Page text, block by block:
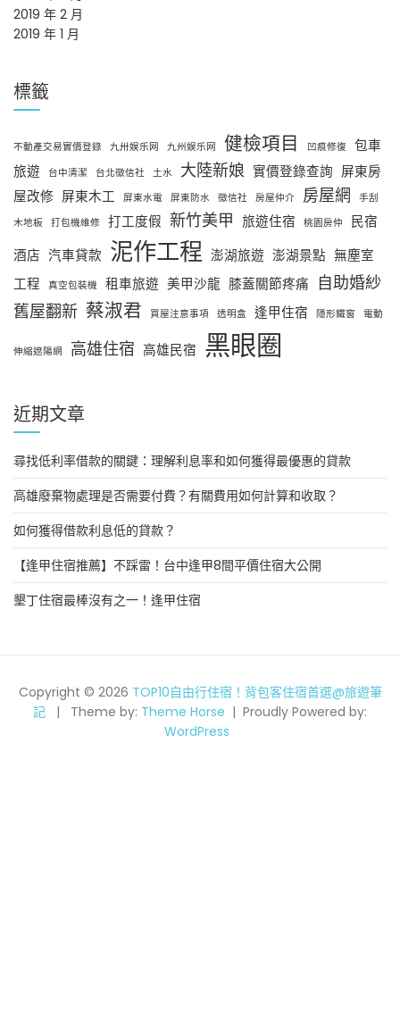
2019 年 2 月
2019 年 1 月
標籤
不動產交易實價登錄 九卅娱乐网 九州娱乐网 健檢項目 凹痕修復
包車
旅遊
台中清潔 台北徵信社 土水 大陸新娘 實價登錄查詢 屏東房
屋改修 屏東木工 屏東水電 屏東防水 徵信社 房屋仲介 房屋網
手刮
木地板
打包機維修 打工度假 新竹美甲 旅遊住宿 桃園房仲
民宿
酒店 汽車貸款 泥作工程 澎湖旅遊 澎湖景點 無塵室
工程
真空包裝機 租車旅遊 美甲沙龍 膝蓋關節疼痛
自助婚紗
舊屋翻新 蔡淑君 買屋注意事項 透明盒 逢甲住宿 隱形鐵窗 電動
伸縮遮陽網 高雄住宿 高雄民宿 黑眼圈
近期文章
尋找低利率借款的關鍵：理解利息率和如何獲得最優惠的貸款
高雄廢棄物處理是否需要付費？有關費用如何計算和收取？
如何獲得借款利息低的貸款？
【逢甲住宿推薦】不踩雷！台中逢甲8間平價住宿大公開
墾丁住宿最棒沒有之一！逢甲住宿
Copyright © 2026 TOP10自由行住宿！背包客住宿首選@旅遊筆
記
Theme by: Theme Horse
Proudly Powered by:
WordPress